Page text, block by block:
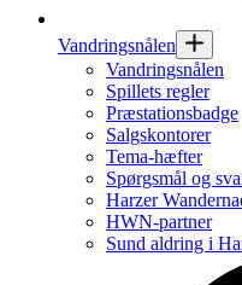
Vandringsnålen
Vandringsnålen
Spillets regler
Præstationsbadge
Salgskontorer
Tema-hæfter
Spørgsmål og
Harzer
HWN-partner
Sund aldring i